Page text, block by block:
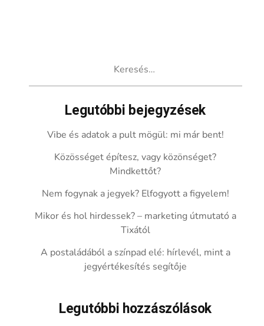
Legutóbbi bejegyzések
Vibe és adatok a pult mögül: mi már bent!
Közösséget építesz, vagy közönséget?
Mindkettőt?
Nem fogynak a jegyek? Elfogyott a figyelem!
Mikor és hol hirdessek? – marketing útmutató a
Tixától
A postaládából a színpad elé: hírlevél, mint a
jegyértékesítés segítője
Legutóbbi hozzászólások